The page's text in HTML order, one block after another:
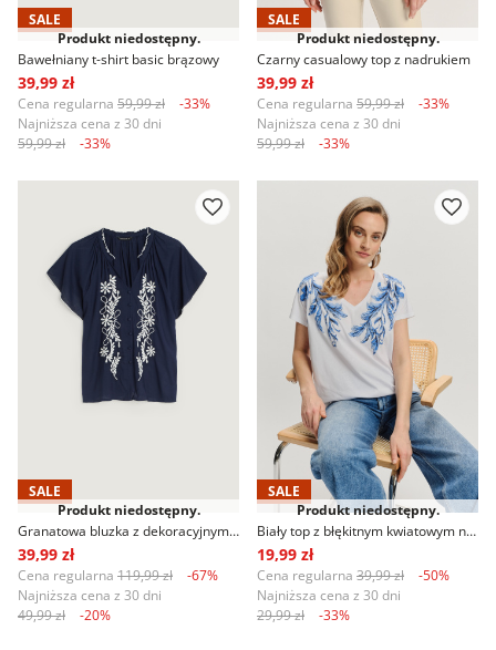
SALE
Produkt niedostępny.
Bawełniany t-shirt basic brązowy
39,99 zł
Cena regularna 59,99 zł
-33%
Najniższa cena z 30 dni
59,99 zł
-33%
SALE
Produkt niedostępny.
Czarny casualowy top z nadrukiem
39,99 zł
Cena regularna 59,99 zł
-33%
Najniższa cena z 30 dni
59,99 zł
-33%
SALE
Produkt niedostępny.
39,99 zł
Cena regularna 119,99 zł
-67%
Najniższa cena z 30 dni
49,99 zł
-20%
SALE
Produkt niedostępny.
19,99 zł
Cena regularna 39,99 zł
-50%
Najniższa cena z 30 dni
29,99 zł
-33%